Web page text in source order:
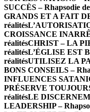
SUCCÈS – Rhapsodie
GRANDS ET A FAIT
réalités
CROISSANCE
réalitésCHRIST – LA
réalitésL’ÉGLISE EST
réalitésUTILISEZ LA
BONS CONSEILS –
INFLUENCES
PRÉSERVE
réalitésLE
LEADERSHIP –